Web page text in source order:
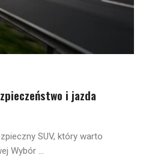
i jazda
SUV, który warto
Wybór ...